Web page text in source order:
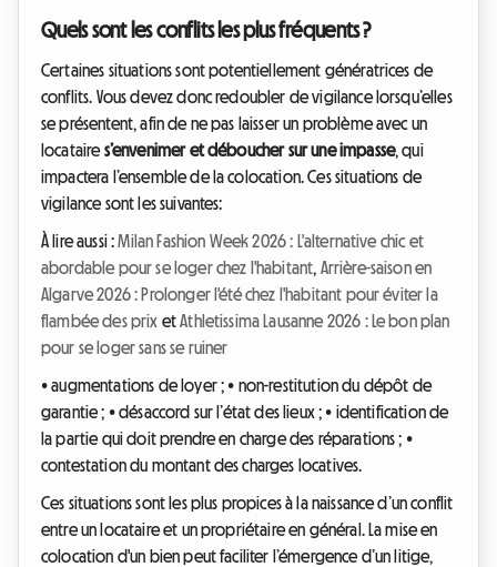
Quels sont les conflits les plus fréquents ?
Certaines situations sont potentiellement génératrices de
conflits. Vous devez donc redoubler de vigilance lorsqu’elles
se présentent, afin de ne pas laisser un problème avec un
locataires’envenimer et déboucher sur une impasse, qui
impactera l’ensemble de la colocation. Ces situations de
vigilance sont les suivantes:
À lire aussi :Milan Fashion Week 2026 : L'alternative chic et
abordable pour se loger chez l'habitant, Arrière-saison en
Algarve 2026 : Prolonger l'été chez l'habitant pour éviter la
flambée des prix etAthletissima Lausanne 2026 : Le bon plan
pour se loger sans se ruiner
• augmentations de loyer ; • non-restitution du dépôt de
garantie ; • désaccord sur l’état des lieux ; • identification de
la partie qui doit prendre en charge des réparations ; •
contestation du montant des charges locatives.
Ces situations sont les plus propices à la naissance d’un conflit
entre un locataire et un propriétaire en général. La mise en
colocation d'un bien peut faciliter l’émergence d’un litige,